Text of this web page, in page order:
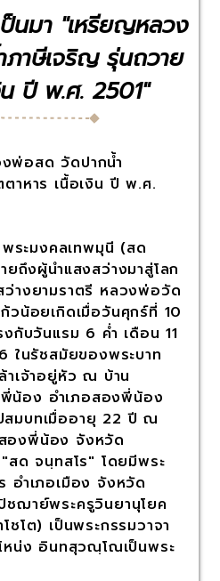
ป็นมา "เหรียญหลวง
าษีเจริญ รุ่นถวาย
ปี พ.ศ. 2501"
สด วัดปากน้ำ
าหาร เนื้อเงิน ปี พ.ศ.
ะมงคลเทพมุนี (สด
ถึงผู้นำแสงสว่างมาสู่โลก
างยามราตรี หลวงพ่อวัด
วน้อยเกิดเมื่อวันศุกร์ที่ 10
กับวันแรม 6 ค่ำ เดือน 11
ในรัชสมัยของพระบาท
าเจ้าอยู่หัว ณ บ้าน
น้อง อำเภอสองพี่น้อง
มบทเมื่ออายุ 22 ปี ณ
องพี่น้อง จังหวัด
ด จนฺทสโร" โดยมีพระ
อำเภอเมือง จังหวัด
ฌาย์พระครูวินยานุโยค
โต) เป็นพระกรรมวาจา
หน่ง อินทสุวณฺโณเป็นพระ